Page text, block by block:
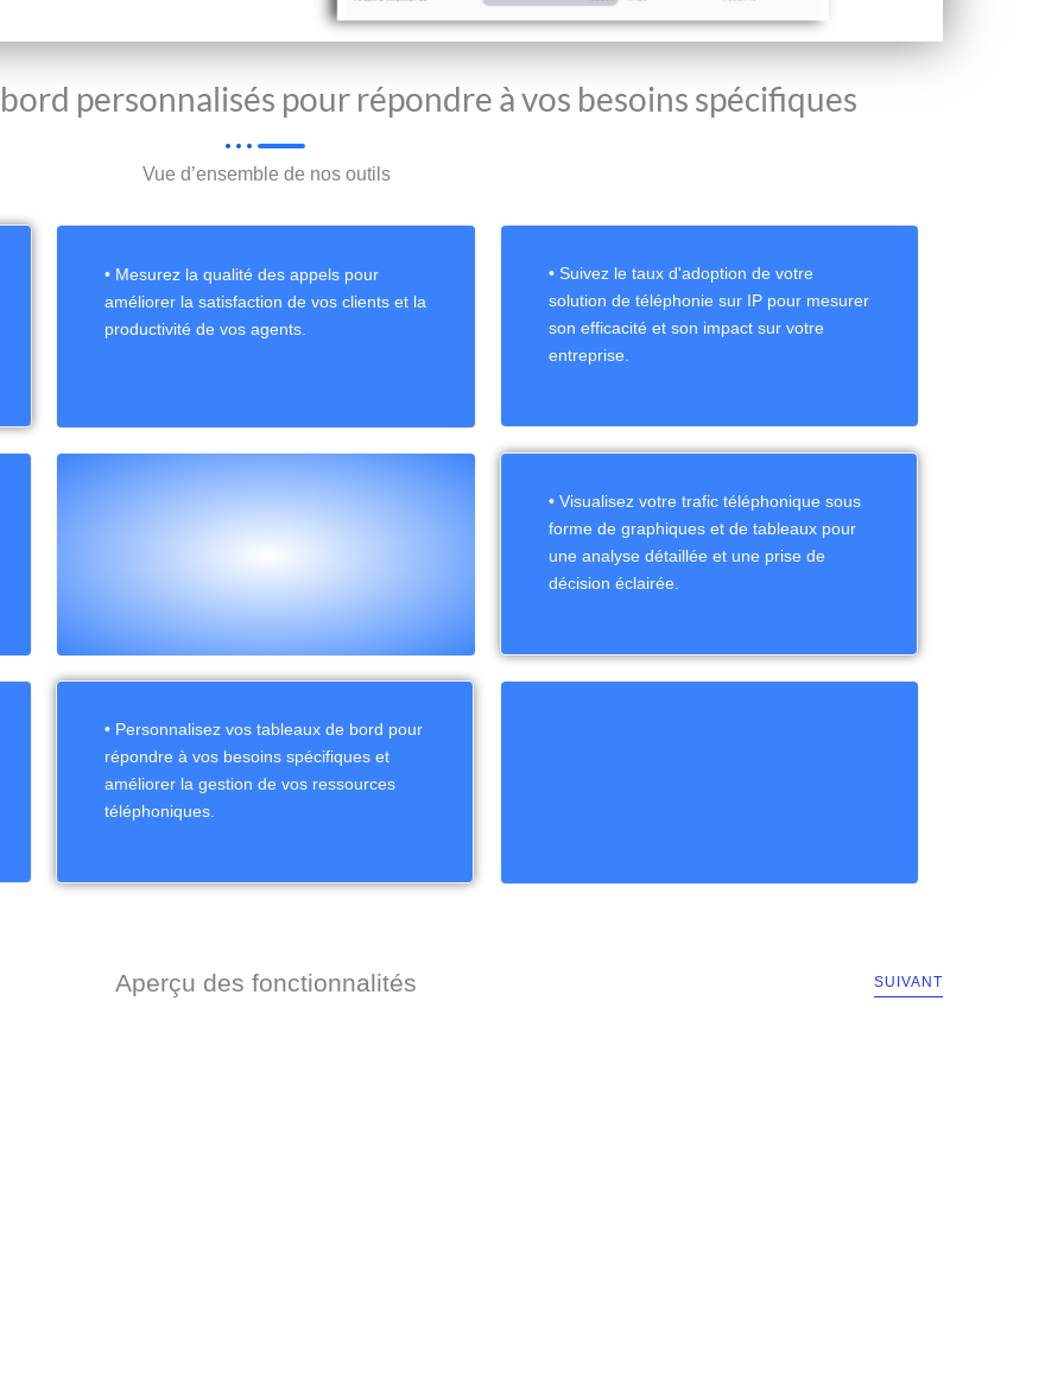
personnalisés pour répondre à vos besoins spécifiques
Vue d’ensemble de nos outils
• Mesurez la qualité des appels pour
améliorer la satisfaction de vos clients et la
productivité de vos agents.
• Suivez le taux d'adoption de votre
solution de téléphonie sur IP pour mesurer
son efficacité et son impact sur votre
entreprise.
• Visualisez votre trafic téléphonique sous
forme de graphiques et de tableaux pour
une analyse détaillée et une prise de
décision éclairée.
• Personnalisez vos tableaux de bord pour
répondre à vos besoins spécifiques et
améliorer la gestion de vos ressources
téléphoniques.
Aperçu des fonctionnalités SUIVANT